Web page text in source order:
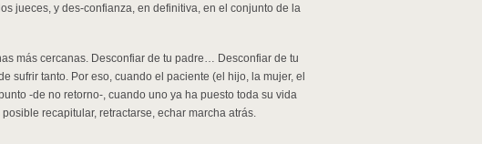
jueces, y des-confianza, en definitiva, en el conjunto de la
más cercanas. Desconfiar de tu padre… Desconfiar de tu
tanto. Por eso, cuando el paciente (el hijo, la mujer, el
-de no retorno-, cuando uno ya ha puesto toda su vida
recapitular, retractarse, echar marcha atrás.